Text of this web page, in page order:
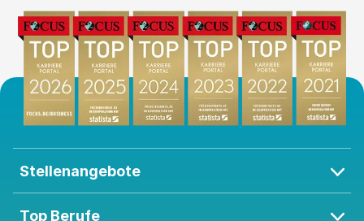
Stellenangebote
Top Berufe